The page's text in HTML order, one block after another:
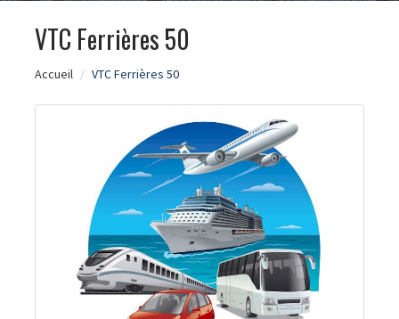
VTC Ferrières 50
Accueil VTC Ferrières 50